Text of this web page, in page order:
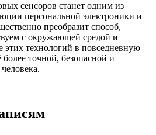
сенсоров станет одним из
персональной электроники и
преобразит способ,
с окружающей средой и
технологий в повседневную
более точной, безопасной и